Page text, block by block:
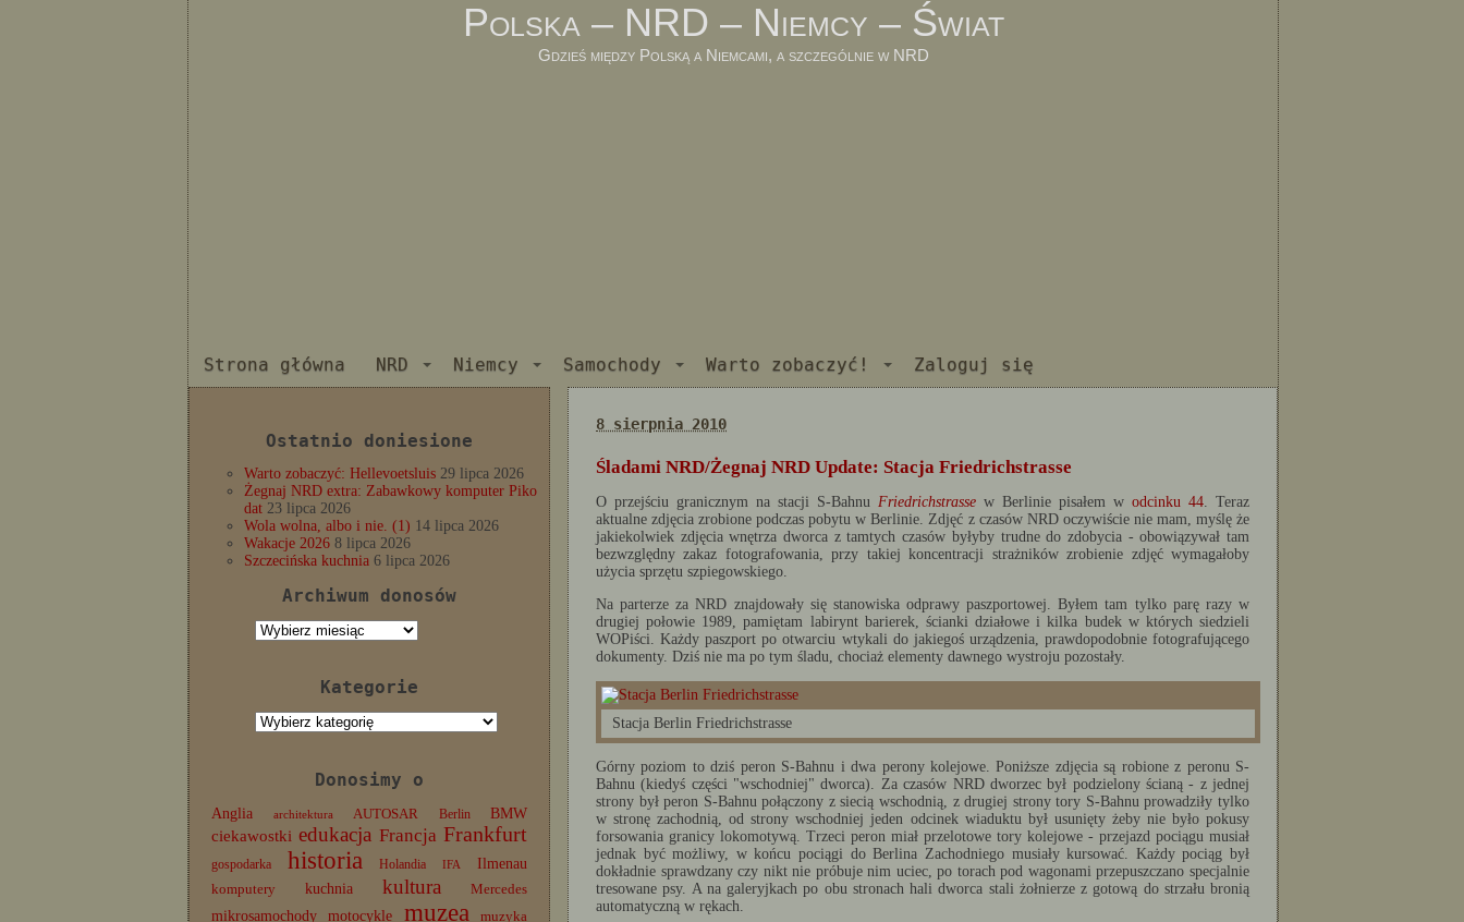
Polska – NRD – Niemcy – Świat
Gdzieś między Polską a Niemcami, a szczególnie w NRD
Strona główna NRD Niemcy Samochody Warto zobaczyć! Zaloguj się
Ostatnio doniesione
Warto zobaczyć: Hellevoetsluis 29 lipca 2026
Żegnaj NRD extra: Zabawkowy komputer Piko
dat 23 lipca 2026
Wola wolna, albo i nie. (1) 14 lipca 2026
Wakacje 2026 8 lipca 2026
Szczecińska kuchnia 6 lipca 2026
Archiwum donosów
Archiwum
Kategorie
Kategorie
Donosimy o
Anglia architektura AUTOSAR Berlin BMW
ciekawostki edukacja Francja Frankfurt
gospodarka historia Holandia IFA
Ilmenau
komputery
kuchnia kultura Mercedes
mikrosamochody motocykle muzea muzyka
8 sierpnia 2010
Śladami NRD/Żegnaj NRD Update: Stacja Friedrichstrasse
O przejściu granicznym na stacji S-Bahnu Friedrichstrasse w Berlinie pisałem w odcinku 44. Teraz
aktualne zdjęcia zrobione podczas pobytu w Berlinie. Zdjęć z czasów NRD oczywiście nie mam, myślę że
jakiekolwiek zdjęcia wnętrza dworca z tamtych czasów byłyby trudne do zdobycia - obowiązywał tam
bezwzględny zakaz fotografowania, przy takiej koncentracji strażników zrobienie zdjęć wymagałoby
użycia sprzętu szpiegowskiego.
Na parterze za NRD znajdowały się stanowiska odprawy paszportowej. Byłem tam tylko parę razy w
drugiej połowie 1989, pamiętam labirynt barierek, ścianki działowe i kilka budek w których siedzieli
WOPiści. Każdy paszport po otwarciu wtykali do jakiegoś urządzenia, prawdopodobnie fotografującego
dokumenty. Dziś nie ma po tym śladu, chociaż elementy dawnego wystroju pozostały.
Stacja Berlin Friedrichstrasse
Górny poziom to dziś peron S-Bahnu i dwa perony kolejowe. Poniższe zdjęcia są robione z peronu S-
Bahnu (kiedyś części "wschodniej" dworca). Za czasów NRD dworzec był podzielony ścianą - z jednej
strony był peron S-Bahnu połączony z siecią wschodnią, z drugiej strony tory S-Bahnu prowadziły tylko
w stronę zachodnią, od strony wschodniej jeden odcinek wiaduktu był usunięty żeby nie było pokusy
forsowania granicy lokomotywą. Trzeci peron miał przelotowe tory kolejowe - przejazd pociągu musiał
jednak być możliwy, w końcu pociągi do Berlina Zachodniego musiały kursować. Każdy pociąg był
dokładnie sprawdzany czy nikt nie próbuje nim uciec, po torach pod wagonami przepuszczano specjalnie
tresowane psy. A na galeryjkach po obu stronach hali dworca stali żołnierze z gotową do strzału bronią
automatyczną w rękach.